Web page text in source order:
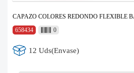
CAPAZO COLORES REDONDO FLEXIBLE
658434
0
12 Uds(Envase)